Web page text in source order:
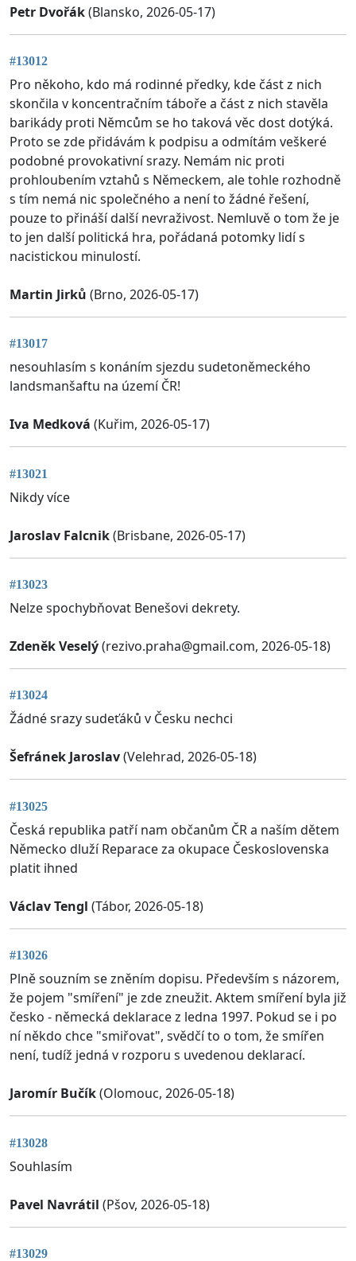
Petr Dvořák(Blansko, 2026-05-17)
#13012
Pro někoho, kdo má rodinné předky, kde část z nich
skončila v koncentračním táboře a část z nich stavěla
barikády proti Němcům se ho taková věc dost dotýká.
Proto se zde přidávám k podpisu a odmítám veškeré
podobné provokativní srazy. Nemám nic proti
prohloubením vztahů s Německem, ale tohle rozhodně
s tím nemá nic společného a není to žádné řešení,
pouze to přináší další nevraživost. Nemluvě o tom že je
to jen další politická hra, pořádaná potomky lidí s
nacistickou minulostí.
Martin Jirků (Brno, 2026-05-17)
#13017
nesouhlasím s konáním sjezdu sudetoněmeckého
landsmanšaftu na území ČR!
Iva Medková (Kuřim, 2026-05-17)
#13021
Nikdy více
Jaroslav Falcnik(Brisbane, 2026-05-17)
#13023
Nelze spochybňovat Benešovi dekrety.
Zdeněk Veselý(rezivo.praha@gmail.com, 2026-05-18)
#13024
Žádné srazy sudeťáků v Česku nechci
Šefránek Jaroslav(Velehrad, 2026-05-18)
#13025
Česká republika patří nam občanům ČR a naším dětem
Německo dluží Reparace za okupace Československa
platit ihned
Václav Tengl (Tábor, 2026-05-18)
#13026
Plně souzním se zněním dopisu. Především s názorem,
že pojem "smíření" je zde zneužit. Aktem smíření byla již
česko - německá deklarace z ledna 1997. Pokud se i po
ní někdo chce "smiřovat", svědčí to o tom, že smířen
není, tudíž jedná v rozporu s uvedenou deklarací.
Jaromír Bučík(Olomouc, 2026-05-18)
#13028
Souhlasím
Pavel Navrátil (Pšov, 2026-05-18)
#13029